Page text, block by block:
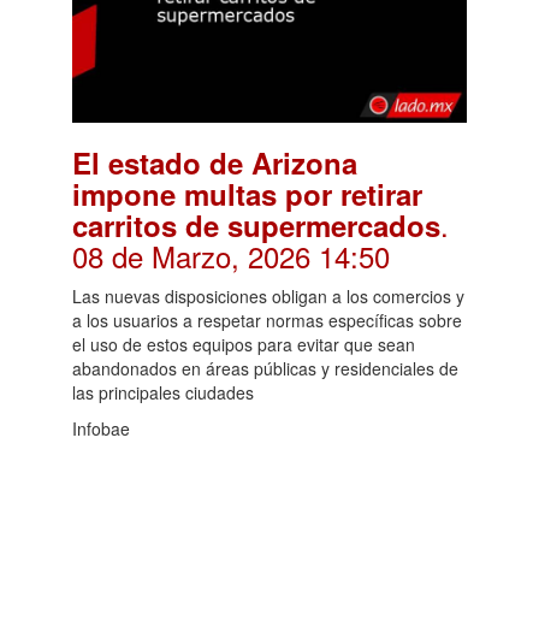
El estado de Arizona
impone multas por retirar
carritos de supermercados.
08 de Marzo, 2026 14:50
Las nuevas disposiciones obligan a los comercios y
a los usuarios a respetar normas específicas sobre
el uso de estos equipos para evitar que sean
abandonados en áreas públicas y residenciales de
las principales ciudades
Infobae